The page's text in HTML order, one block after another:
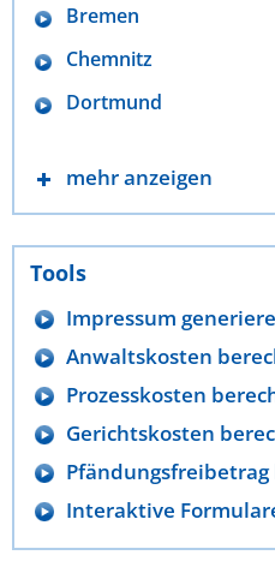
Bremen
Chemnitz
Dortmund
mehr anzeigen
Tools
Impressum
Anwaltskosten
Prozesskosten
Gerichtskosten
Interaktive